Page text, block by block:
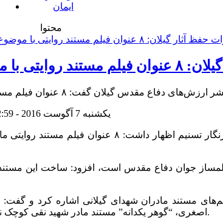
محتوا
رونمایی می‌شود
یکشنبه 7 آگوست 2016 - 22:59
به گزارش رنگ ایمان اسماعیل محمدپور در
مستند مادران شهدای گیلانی اشاره کرد و
اصغری، “گوهر یکدانه” مستند مادر شهید نقی کوچک نیا و “پیک صبح” مستند مادر شهید ارسلان فیضیان از جمله این فیلم‌های مستند روایتی است.